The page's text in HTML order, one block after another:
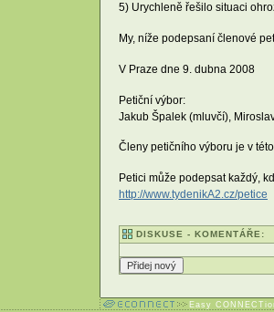
5) Urychleně řešilo situaci
My, níže podepsaní členové
V Praze dne 9. dubna 2008
Petiční výbor:
Jakub Špalek (mluvčí),
Členy petičního výboru je v
Petici může podepsat každý,
http://www.tydenikA2.cz/petice
DISKUSE - KOMENTÁŘE:
Easy